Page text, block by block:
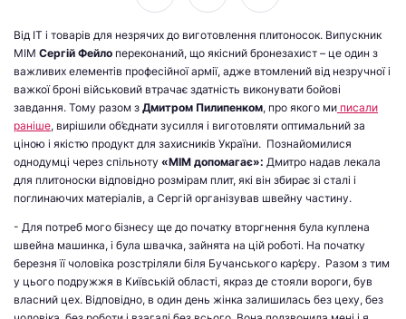
Від ІТ і товарів для незрячих до виготовлення плитоносок. Випускник
МІМ Сергій Фейло переконаний, що якісний бронезахист – це один з
важливих елементів професійної армії, адже втомлений від незручної і
важкої броні військовий втрачає здатність виконувати бойові
завдання. Тому разом з Дмитром Пилипенком, про якого ми писали
раніше, вирішили об’єднати зусилля і виготовляти оптимальний за
ціною і якістю продукт для захисників України. Познайомилися
однодумці через спільноту «МІМ допомагає»: Дмитро надав лекала
для плитоноски відповідно розмірам плит, які він збирає зі сталі і
поглинаючих матеріалів, а Сергій організував швейну частину.
- Для потреб мого бізнесу ще до початку вторгнення була куплена
швейна машинка, і була швачка, зайнята на цій роботі. На початку
березня її чоловіка розстріляли біля Бучанського кар’єру. Разом з тим
у цього подружжя в Київській області, якраз де стояли вороги, був
власний цех. Відповідно, в один день жінка залишилась без цеху, без